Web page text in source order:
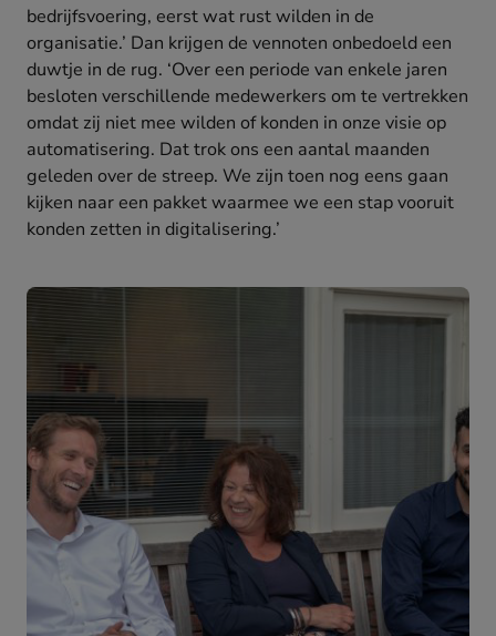
bedrijfsvoering, eerst wat rust wilden in de
organisatie.’ Dan krijgen de vennoten onbedoeld een
duwtje in de rug. ‘Over een periode van enkele jaren
besloten verschillende medewerkers om te vertrekken
omdat zij niet mee wilden of konden in onze visie op
automatisering. Dat trok ons een aantal maanden
geleden over de streep. We zijn toen nog eens gaan
kijken naar een pakket waarmee we een stap vooruit
konden zetten in digitalisering.’